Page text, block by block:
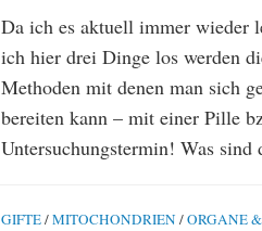
Da ich es aktuell immer wieder
ich hier drei Dinge los werden
Methoden mit denen man sich
bereiten kann – mit einer Pille
Untersuchungstermin! Was
GIFTE/MITOCHONDRIEN /ORGANE